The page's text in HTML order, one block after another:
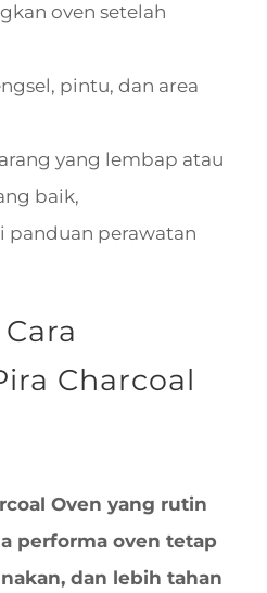
oven setelah
pintu, dan area
yang lembap atau
baik,
perawatan
Charcoal
Oven yang rutin
performa oven tetap
dan lebih tahan